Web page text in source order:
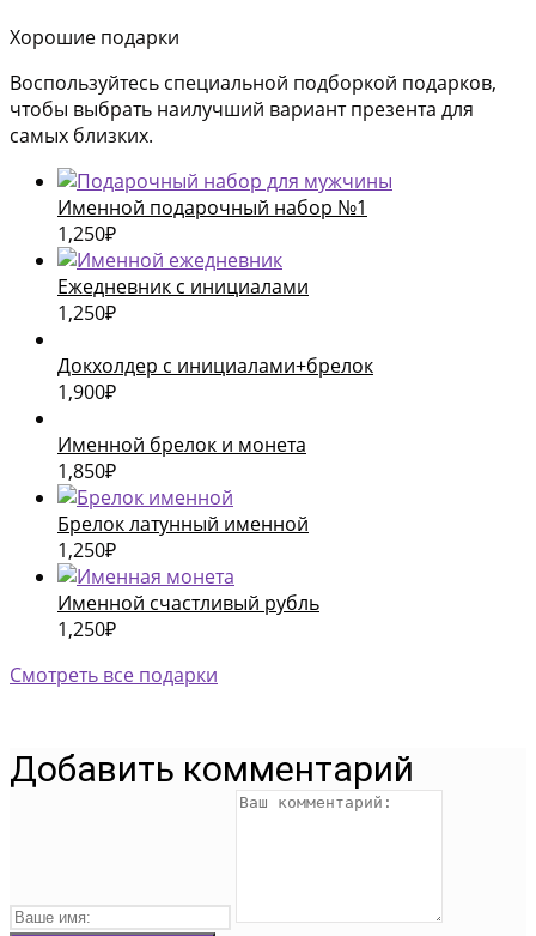
Хорошие подарки
Воспользуйтесь специальной подборкой подарков,
чтобы выбрать наилучший вариант презента для
самых близких.
Именной подарочный набор №1
1,250₽
Ежедневник с инициалами
1,250₽
Докхолдер с инициалами+брелок
1,900₽
Именной брелок и монета
1,850₽
Брелок латунный именной
1,250₽
Именной счастливый рубль
1,250₽
Смотреть все подарки
Добавить комментарий